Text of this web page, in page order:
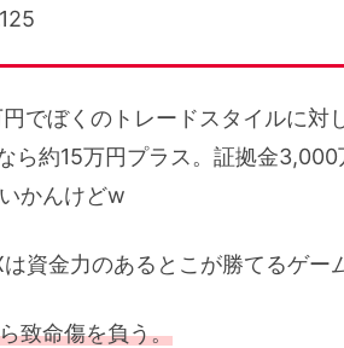
でぼくのトレードスタイルに対
ら約15万円プラス。証拠金
かんけどw
資金力のあるとこが勝てるゲー
致命傷を負う。